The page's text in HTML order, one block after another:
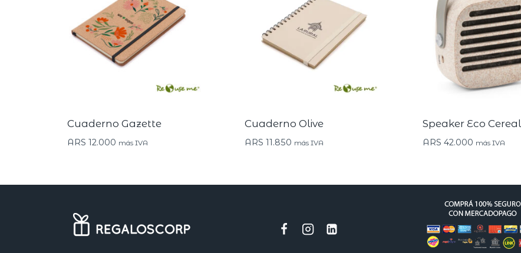
Cuaderno Gazette
ARS 12.000 más IVA
Cuaderno Olive
ARS 11.850 más IVA
Speaker Eco Cereal
ARS 42.000 más IVA